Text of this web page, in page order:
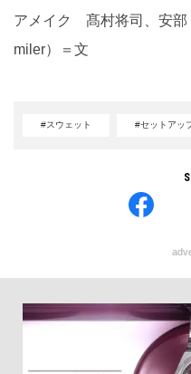
アメイク 髙村将司、安部
miler）＝文
#スウェット #セットアッ